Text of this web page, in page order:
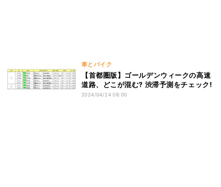
車とバイク
【首都圏版】ゴールデンウィークの高速
道路、どこが混む? 渋滞予測をチェック!
2024/04/24 08:00